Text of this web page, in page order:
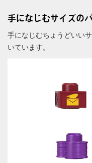
手になじむサイズの
手になじむちょうどいい
いています。